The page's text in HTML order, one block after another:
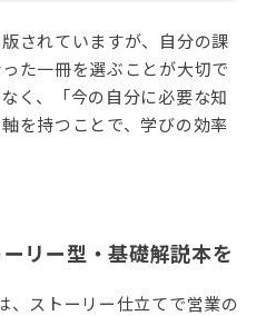
されていますが、自分の課
た一冊を選ぶことが大切で
く、「今の自分に必要な知
を持つことで、学びの効率
リー型・基礎解説本を
、ストーリー仕立てで営業の